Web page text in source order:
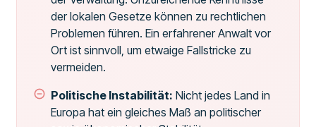
der lokalen Gesetze können zu rechtlichen
Problemen führen. Ein erfahrener Anwalt vor
Ort ist sinnvoll, um etwaige Fallstricke zu
vermeiden.
Politische Instabilität: Nicht jedes Land in
Europa hat ein gleiches Maß an politischer